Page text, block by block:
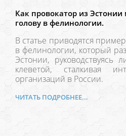
Как провокатор из
голову в фелинологии.
В статье приводятся
в фелинологии, который
Эстонии, руководствуясь
клеветой, сталкивая
организаций в России.
ЧИТАТЬ ПОДРОБНЕЕ...